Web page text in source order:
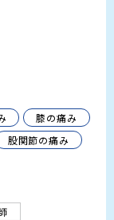
膝の痛み
股関節の痛み